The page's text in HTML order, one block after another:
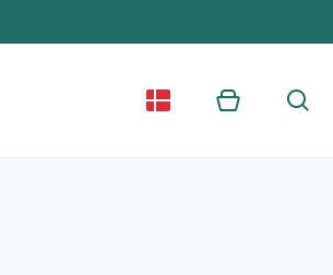
Kurv Søg